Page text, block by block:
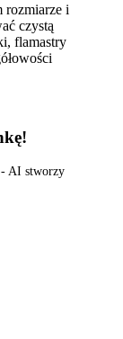
rozmiarze i
czystą
flamastry
AI stworzy